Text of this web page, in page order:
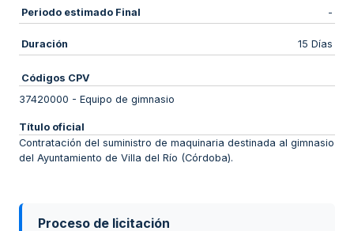
Periodo estimado Final -
Duración 15 Días
Códigos CPV
37420000 - Equipo de gimnasio
Título oficial
Contratación del suministro de maquinaria destinada al gimnasio
del Ayuntamiento de Villa del Río (Córdoba).
Proceso de licitación